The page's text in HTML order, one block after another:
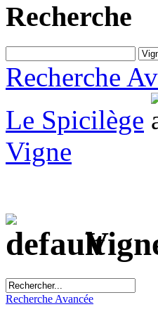
Recherche
Recherche
Le Spicilège
Vigne
Recherche Avancée